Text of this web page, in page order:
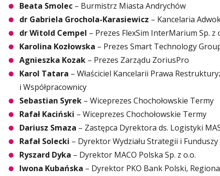
Beata Smolec – Burmistrz Miasta Andrychów
dr Gabriela Grochola-Karasiewicz – Kancelaria
dr Witold Cempel – Prezes FlexSim InterMarium Sp. z
Karolina Kozłowska – Prezes Smart Technology
Agnieszka Kozak – Prezes Zarządu ZoriusPro
Karol Tatara – Właściciel Kancelarii Prawa
i Współpracownicy
Sebastian Syrek – Wiceprezes Chochołowskie Termy
Rafał Kaciński – Wiceprezes Chochołowskie Termy
Dariusz Smaza – Zastępca Dyrektora ds. Logistyki
Rafał Solecki – Dyrektor Wydziału Strategii i
Ryszard Dyka – Dyrektor MACO Polska Sp. z o.o.
Iwona Kubańska – Dyrektor PKO Bank Polski,